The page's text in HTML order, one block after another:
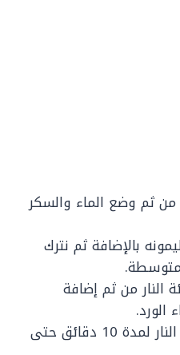
من ثم وضع الماء والسكر
بالإضافة ثم نترك
متوسطة.
النار من ثم إضافة
الورد.
نقوم بترك الخليط على النار لمدة 10 دقائق حتى